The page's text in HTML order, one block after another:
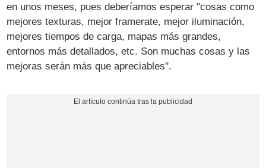
en unos meses, pues deberíamos esperar "cosas como
mejores texturas, mejor framerate, mejor iluminación,
mejores tiempos de carga, mapas más grandes,
entornos más detallados, etc. Son muchas cosas y las
mejoras serán más que apreciables".